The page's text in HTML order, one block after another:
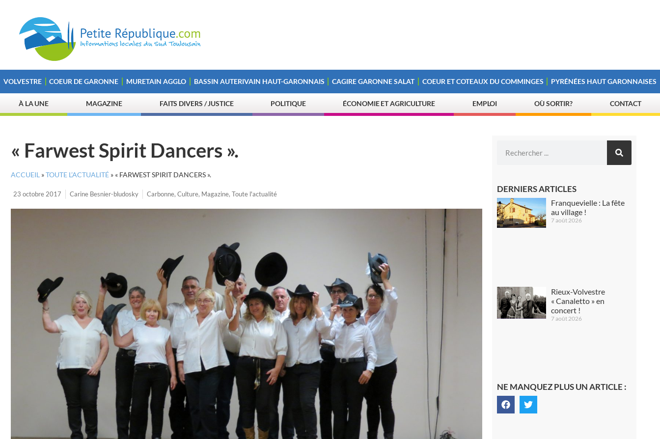
VOLVESTRE COEUR DE GARONNE MURETAIN AGGLO BASSIN AUTERIVAIN HAUT-GARONNAIS CAGIRE GARONNE SALAT COEUR ET COTEAUX DU COMMINGES PYRÉNÉES HAUT GARONNAISES
À LA UNE MAGAZINE FAITS DIVERS / JUSTICE POLITIQUE ÉCONOMIE ET AGRICULTURE EMPLOI OÙ SORTIR? CONTACT
« Farwest Spirit Dancers ».
ACCUEIL »TOUTE L’ACTUALITÉ » « FARWEST SPIRIT DANCERS ».
23 octobre 2017 Carine Besnier-bludosky Carbonne, Culture, Magazine, Toute l'actualité DERNIERS ARTICLES
Franquevielle : La fête
au village !
7 août 2026
Rieux-Volvestre
« Canaletto » en
concert !
7 août 2026
NE MANQUEZ PLUS UN ARTICLE :